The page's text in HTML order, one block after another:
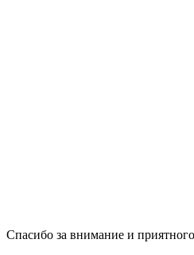
Спасибо за внимание и